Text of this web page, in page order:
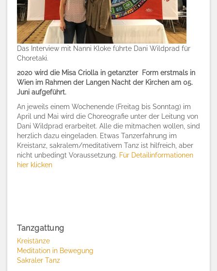
Das Interview mit Nanni Kloke führte Dani Wildprad für
Choretaki.
2020 wird die Misa Criolla in getanzter Form erstmals in
Wien im Rahmen der Langen Nacht der Kirchen am 05.
Juni aufgeführt.
An jeweils einem Wochenende (Freitag bis Sonntag) im
April und Mai wird die Choreografie unter der Leitung von
Dani Wildprad erarbeitet. Alle die mitmachen wollen, sind
herzlich dazu eingeladen. Etwas Tanzerfahrung im
Kreistanz, sakralem/meditativem Tanz ist hilfreich, aber
nicht unbedingt Voraussetzung. Für Detailinformationen
hier klicken
Tanzgattung
Kreistänze
Meditation in Bewegung
Sakraler Tanz